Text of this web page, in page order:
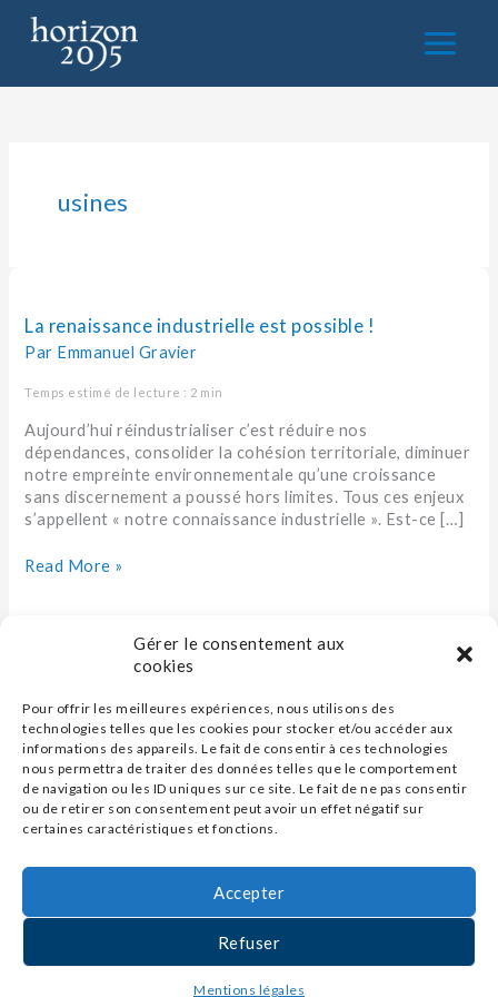
Gérer le consentement aux
cookies
Pour offrir les meilleures expériences, nous utilisons des
technologies telles que les cookies pour stocker et/ou accéder aux
informations des appareils. Le fait de consentir à ces technologies
nous permettra de traiter des données telles que le comportement
de navigation ou les ID uniques sur ce site. Le fait de ne pas consentir
ou de retirer son consentement peut avoir un effet négatif sur
certaines caractéristiques et fonctions.
Accepter
Refuser
Mentions légales
contenu
usines
La renaissance industrielle est possible !
Par Emmanuel Gravier
Temps estimé de lecture : 2 min
Aujourd’hui réindustrialiser c’est réduire nos
dépendances, consolider la cohésion territoriale, diminuer
notre empreinte environnementale qu’une croissance
sans discernement a poussé hors limites. Tous ces enjeux
s’appellent « notre connaissance industrielle ». Est-ce […]
industrielle
est
Read More »
Mentions légales